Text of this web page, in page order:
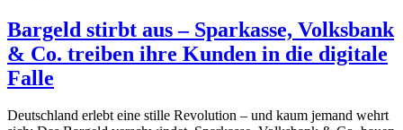
Bargeld stirbt aus – Sparkasse, Volksbank
& Co. treiben ihre Kunden in die digitale
Falle
Deutschland erlebt eine stille Revolution – und kaum jemand wehrt